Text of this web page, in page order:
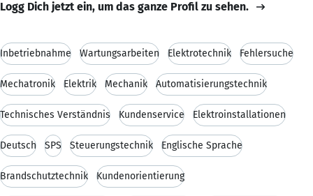
Logg Dich jetzt ein, um das ganze Profil zu sehen.
Inbetriebnahme Wartungsarbeiten Elektrotechnik Fehlersuche
Mechatronik Elektrik Mechanik Automatisierungstechnik
Technisches Verständnis Kundenservice Elektroinstallationen
Deutsch SPS Steuerungstechnik Englische Sprache
Brandschutztechnik Kundenorientierung